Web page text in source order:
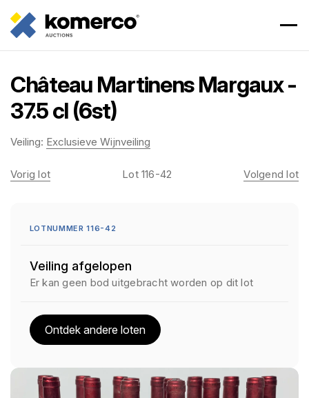
Château Martinens Margaux -
37.5 cl (6st)
Veiling: Exclusieve Wijnveiling
Vorig lot Lot 116-42 Volgend lot
LOTNUMMER 116-42
Veiling afgelopen
Er kan geen bod uitgebracht worden op dit lot
Ontdek andere loten